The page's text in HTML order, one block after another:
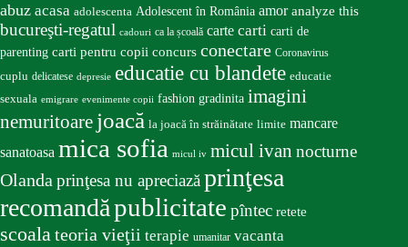
abuz acasa adolescenta Adolescent în România amor analyze this
bucureşti-regatul cadouri ca la școală carte carti carti de
parenting carti pentru copii concurs conectare Coronavirus
cuplu delicatese depresie educatie cu blandete educatie
sexuala emigrare evenimente copii fashion gradinita imagini
nemuritoare joacă la joacă în străinătate limite mancare
sanatoasa mica sofia micul iv micul ivan nocturne
Olandaprinţesa nu apreciazăprinţesa
recomandăpublicitate pîntec retete
scoalateoria vieţii terapie umanitar vacanta